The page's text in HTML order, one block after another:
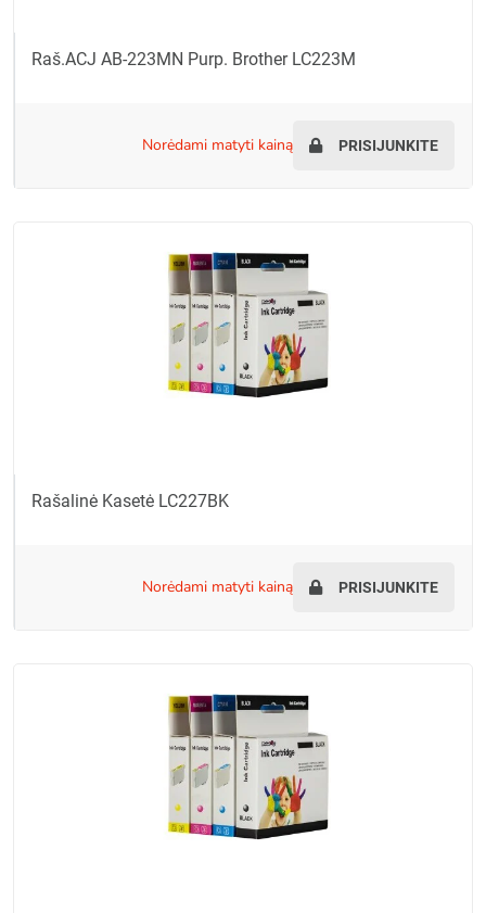
Raš.ACJ AB-223MN Purp. Brother LC223M
norėdami matyti kainą PRISIJUNKITE
Rašalinė Kasetė LC227BK
norėdami matyti kainą PRISIJUNKITE